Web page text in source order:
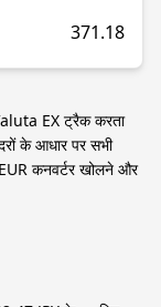
371.18
EX ट्रैक करता
के आधार पर सभी
कनवर्टर खोलने और